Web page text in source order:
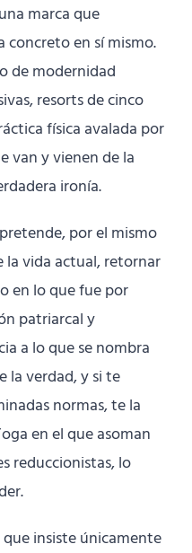
marca que
concreto en sí mismo.
de modernidad
resorts de cinco
física avalada por
van y vienen de la
ironía.
por el mismo
la vida actual, retornar
en lo que fue por
patriarcal y
a lo que se nombra
la verdad, y si te
normas, te la
en el que asoman
reduccionistas, lo
insiste únicamente